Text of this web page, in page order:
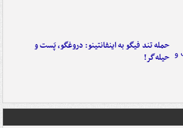
حمله تند فیگو به اینفانتینو: دروغگو، پَست‌ و
حیله‌گر!